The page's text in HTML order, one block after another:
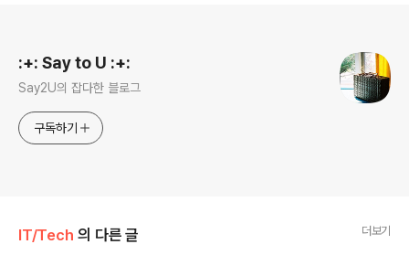
:+: Say to U :+:
Say2U의 잡다한 블로그
구독하기
IT/Tech 의 다른 글 더보기